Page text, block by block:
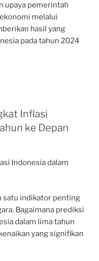
upaya pemerintah
melalui
hasil yang
pada tahun 2024
Inflasi
ke Depan
Indonesia dalam
satu indikator penting
Bagaimana prediksi
dalam lima tahun
yang signifikan